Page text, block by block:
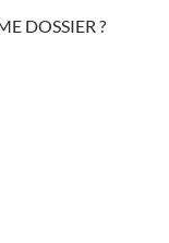
DOSSIER ?